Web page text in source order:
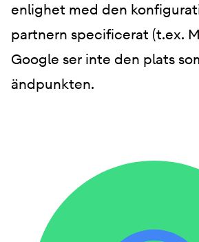
enlighet med den
partnern specificerat (t.ex.
Google ser inte den plats
ändpunkten.